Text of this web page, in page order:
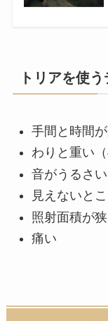
トリアを使
手間と時間
わりと重い（
音がうるさい
見えないと
照射面積が
痛い